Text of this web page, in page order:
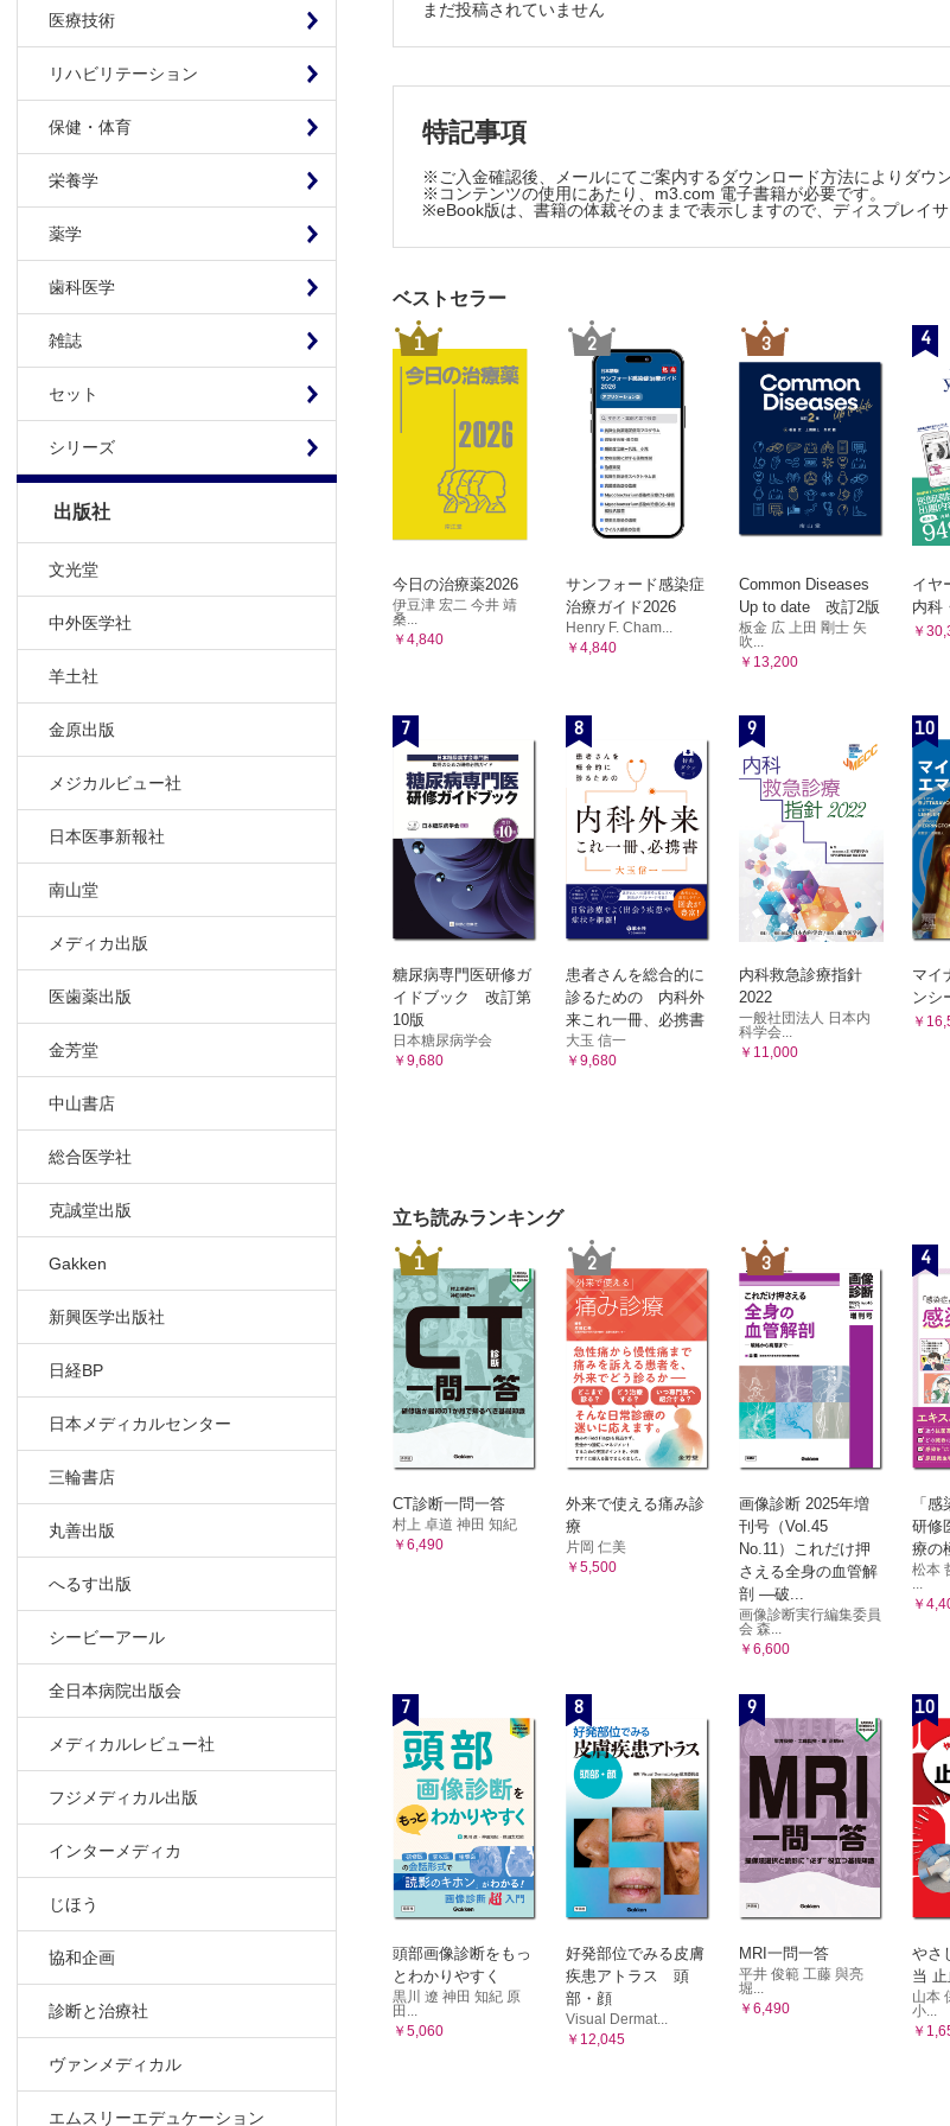
医療技術
リハビリテーション
保健・体育
栄養学
薬学
歯科医学
雑誌
セット
シリーズ
出版社
文光堂
中外医学社
羊土社
金原出版
メジカルビュー社
日本医事新報社
南山堂
メディカ出版
医歯薬出版
金芳堂
中山書店
総合医学社
克誠堂出版
Gakken
新興医学出版社
日経BP
日本メディカルセンター
三輪書店
丸善出版
へるす出版
シービーアール
全日本病院出版会
メディカルレビュー社
フジメディカル出版
インターメディカ
じほう
協和企画
診断と治療社
ヴァンメディカル
エムスリーエデュケーション
運動器疾患に使われる漢方薬◎劉 園英
私たちにできる がんロコモ対策［第3回］
患者の安全とQOLとの間で◎松本 由紀
歯科とリハビリのヒミツな関係 ［第7回］
骨粗鬆症と歯周病の深い関係◎島谷 浩幸
まだ投稿されていません
特記事項
※ご入金確認後、メールにてご案内するダウンロード方法によりダウ
※コンテンツの使用にあたり、m3.com 電子書籍が必要です。
※eBook版は、書籍の体裁そのままで表示しますので、ディスプレイ
ベストセラー
1
今日の治療薬2026
伊豆津 宏二 今井 靖
桑...
￥4,840
2
サンフォード感染症
治療ガイド2026
Henry F. Cham...
￥4,840
3
Common Diseases
Up to date 改訂2版
板金 広 上田 剛士 矢
吹...
￥13,200
4
イヤ
内科
￥
7
糖尿病専門医研修ガ
イドブック 改訂第
10版
日本糖尿病学会
￥9,680
8
患者さんを総合的に
診るための 内科外
来これ一冊、必携書
大玉 信一
￥9,680
9
内科救急診療指針
2022
一般社団法人 日本内
科学会...
￥11,000
10
マイ
ンシ
￥
立ち読みランキング
1
CT診断一問一答
村上 卓道 神田 知紀
￥6,490
2
外来で使える痛み診
療
片岡 仁美
￥5,500
3
画像診断 2025年増
刊号（Vol.45
No.11）これだけ押
さえる全身の血管解
剖 ―破...
画像診断実行編集委員
会 森...
￥6,600
4
「
研修
療の
松本
...
￥
7
頭部画像診断をもっ
とわかりやすく
黒川 遼 神田 知紀 原
田...
￥5,060
8
好発部位でみる皮膚
疾患アトラス 頭
部・顔
Visual Dermat...
￥12,045
9
MRI一問一答
平井 俊範 工藤 與亮
堀...
￥6,490
10
やさ
当
山本
小...
￥